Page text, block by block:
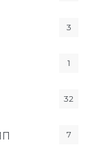
3
1
32
7